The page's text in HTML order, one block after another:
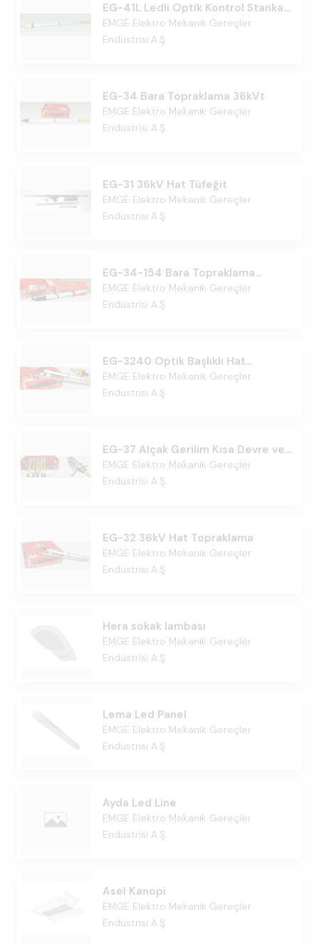
EG-41L Ledli Optik Kontrol Stankası
36kVt
EMGE Elektro Mekanik Gereçler
Endüstrisi A.Ş.
EG-34 Bara Topraklama 36kVt
EMGE Elektro Mekanik Gereçler
Endüstrisi A.Ş.
EG-31 36kV Hat Tüfeğit
EMGE Elektro Mekanik Gereçler
Endüstrisi A.Ş.
EG-34-154 Bara Topraklama
154kVt
EMGE Elektro Mekanik Gereçler
Endüstrisi A.Ş.
EG-3240 Optik Başlıklı Hat
Topraklama 36kVt
EMGE Elektro Mekanik Gereçler
Endüstrisi A.Ş.
EG-37 Alçak Gerilim Kısa Devre ve
Topraklama
EMGE Elektro Mekanik Gereçler
Endüstrisi A.Ş.
EG-32 36kV Hat Topraklama
EMGE Elektro Mekanik Gereçler
Endüstrisi A.Ş.
Hera sokak lambası
EMGE Elektro Mekanik Gereçler
Endüstrisi A.Ş.
Lema Led Panel
EMGE Elektro Mekanik Gereçler
Endüstrisi A.Ş.
Ayda Led Line
EMGE Elektro Mekanik Gereçler
Endüstrisi A.Ş.
Asel Kanopi
EMGE Elektro Mekanik Gereçler
Endüstrisi A.Ş.